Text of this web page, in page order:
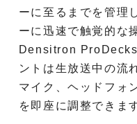
ーに至るまでを管理
ーに迅速で触覚的な
Densitron ProDecks
ントは生放送中の流
マイク、ヘッドフォ
を即座に調整できま